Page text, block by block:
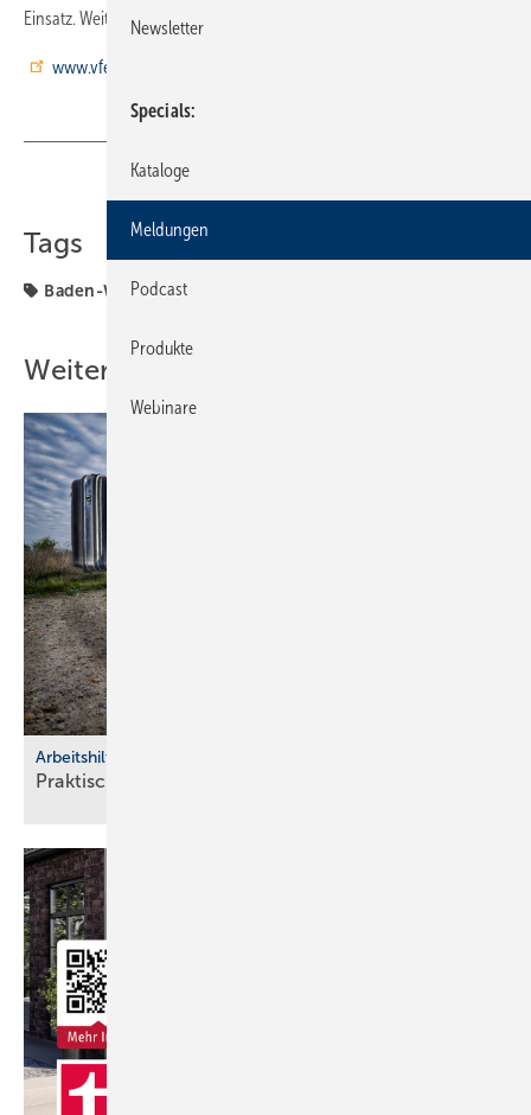
Einsatz. Weitere Infos und die Studie gibt es unter
www.vfew-bw.de
Tags
Baden-Württemberg
Weitere Inhalte
Arbeitshilfen
Praktische Hilfs­mittel für
Newsletter
Specials
Kataloge
Meldungen
Podcast
Produkte
Webinare